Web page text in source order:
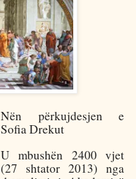
Nën përkujdesjen e
Sofia Drekut
U mbushën 2400 vjet
(27 shtator 2013) nga